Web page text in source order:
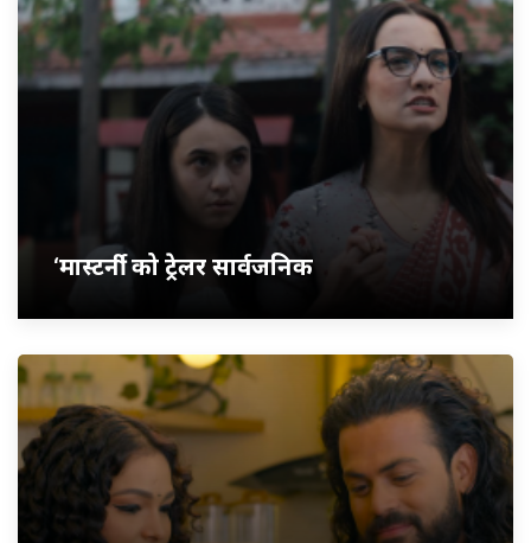
‘मास्टर्नी’ को ट्रेलर सार्वजनिक